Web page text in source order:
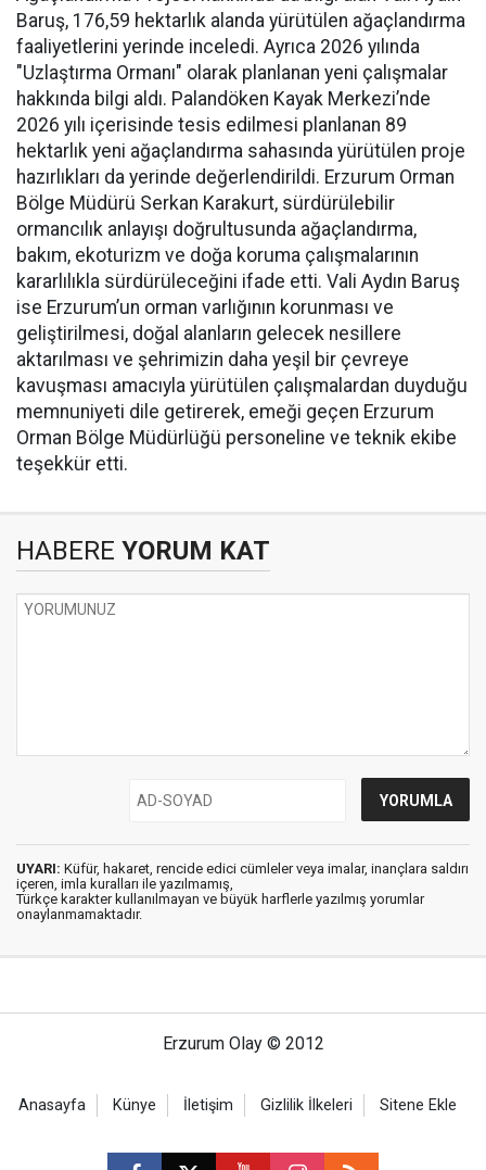
Baruş, 176,59 hektarlık alanda yürütülen ağaçlandırma
faaliyetlerini yerinde inceledi. Ayrıca 2026 yılında
"Uzlaştırma Ormanı" olarak planlanan yeni çalışmalar
hakkında bilgi aldı. Palandöken Kayak Merkezi’nde
2026 yılı içerisinde tesis edilmesi planlanan 89
hektarlık yeni ağaçlandırma sahasında yürütülen proje
hazırlıkları da yerinde değerlendirildi. Erzurum Orman
Bölge Müdürü Serkan Karakurt, sürdürülebilir
ormancılık anlayışı doğrultusunda ağaçlandırma,
bakım, ekoturizm ve doğa koruma çalışmalarının
kararlılıkla sürdürüleceğini ifade etti. Vali Aydın Baruş
ise Erzurum’un orman varlığının korunması ve
geliştirilmesi, doğal alanların gelecek nesillere
aktarılması ve şehrimizin daha yeşil bir çevreye
kavuşması amacıyla yürütülen çalışmalardan duyduğu
memnuniyeti dile getirerek, emeği geçen Erzurum
Orman Bölge Müdürlüğü personeline ve teknik ekibe
teşekkür etti.
HABERE YORUM KAT
UYARI: Küfür, hakaret, rencide edici cümleler veya imalar, inançlara saldırı
içeren, imla kuralları ile yazılmamış,
Türkçe karakter kullanılmayan ve büyük harflerle yazılmış yorumlar
onaylanmamaktadır.
Erzurum Olay © 2012
Anasayfa Künye İletişim Gizlilik İlkeleri Sitene Ekle